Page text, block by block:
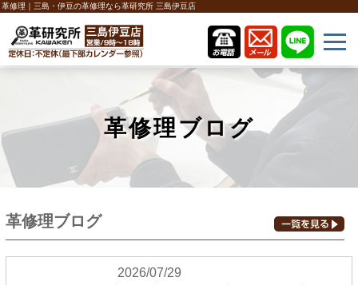
革修理｜三島・伊豆の革修理なら革研究所 三島伊豆店
革修理ブログ
革修理ブログ
2026/07/29